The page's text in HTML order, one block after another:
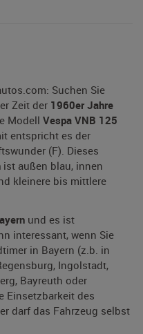
Suchen Sie
Zeit der 1960er Jahre
Modell Vespa VNB 125
entspricht es der
(F). Dieses
ist außen blau, innen
kleinere bis mittlere
und es ist
interessant, wenn Sie
in Bayern (z.b. in
Ingolstadt,
Bayreuth oder
Einsetzbarkeit des
darf das Fahrzeug selbst